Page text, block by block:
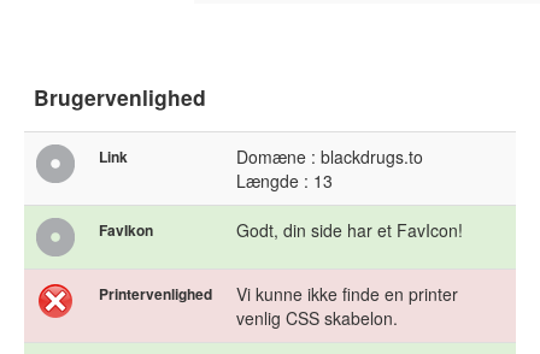
Brugervenlighed
Link
Domæne : blackdrugs.to
Længde : 13
FavIkon Godt, din side har et FavIcon!
Printervenlighed
Vi kunne ikke finde en printer
venlig CSS skabelon.